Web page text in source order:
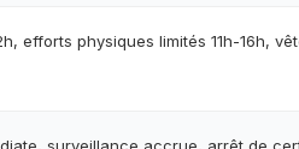
efforts physiques limités 11h-16h,